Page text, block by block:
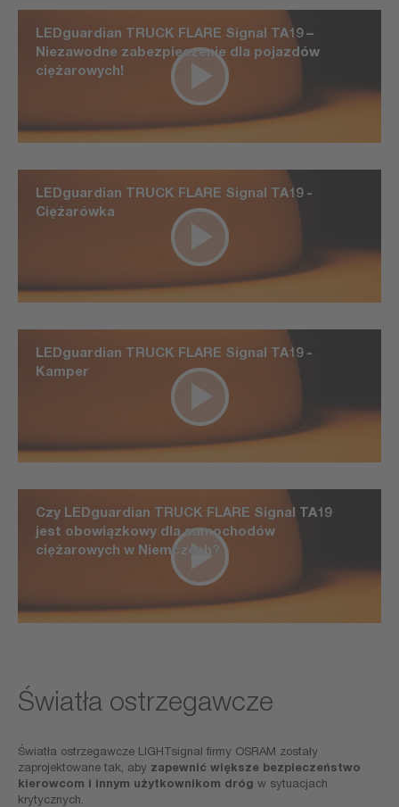
LEDguardian TRUCK FLARE Signal TA19 –
Niezawodne zabezpieczenie dla pojazdów
ciężarowych!
LEDguardian TRUCK FLARE Signal TA19 -
Ciężarówka
LEDguardian TRUCK FLARE Signal TA19 -
Kamper
Czy LEDguardian TRUCK FLARE Signal TA19
jest obowiązkowy dla samochodów
ciężarowych w Niemczech?
Światła ostrzegawcze
Światła ostrzegawcze LIGHTsignal firmy OSRAM zostały
zaprojektowane tak, aby zapewnić większe bezpieczeństwo
kierowcom i innym użytkownikom dróg w sytuacjach
krytycznych.